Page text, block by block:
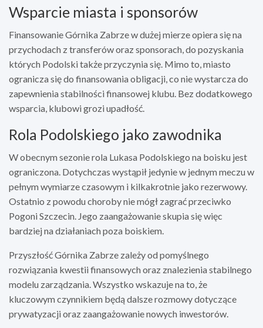
Wsparcie miasta i sponsorów
Finansowanie Górnika Zabrze w dużej mierze opiera się na
przychodach z transferów oraz sponsorach, do pozyskania
których Podolski także przyczynia się. Mimo to, miasto
ogranicza się do finansowania obligacji, co nie wystarcza do
zapewnienia stabilności finansowej klubu. Bez dodatkowego
wsparcia, klubowi grozi upadłość.
Rola Podolskiego jako zawodnika
W obecnym sezonie rola Lukasa Podolskiego na boisku jest
ograniczona. Dotychczas wystąpił jedynie w jednym meczu w
pełnym wymiarze czasowym i kilkakrotnie jako rezerwowy.
Ostatnio z powodu choroby nie mógł zagrać przeciwko
Pogoni Szczecin. Jego zaangażowanie skupia się więc
bardziej na działaniach poza boiskiem.
Przyszłość Górnika Zabrze zależy od pomyślnego
rozwiązania kwestii finansowych oraz znalezienia stabilnego
modelu zarządzania. Wszystko wskazuje na to, że
kluczowym czynnikiem będą dalsze rozmowy dotyczące
prywatyzacji oraz zaangażowanie nowych inwestorów.